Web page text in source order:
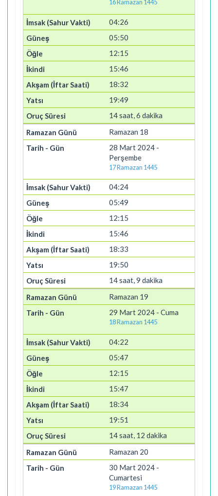
16 Ramazan 1445
04:26
05:50
12:15
15:46
18:32
19:49
14 saat, 6 dakika
Ramazan 18
28 Mart 2024 -
Perşembe
17 Ramazan 1445
04:24
05:49
12:15
15:46
18:33
19:50
14 saat, 9 dakika
Ramazan 19
29 Mart 2024 - Cuma
18 Ramazan 1445
04:22
05:47
12:15
15:47
18:34
19:51
14 saat, 12 dakika
Ramazan 20
30 Mart 2024 -
Cumartesi
19 Ramazan 1445